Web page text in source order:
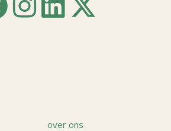
over ons